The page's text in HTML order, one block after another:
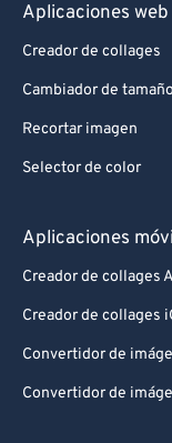
Aplicaciones web
Creador de collages
Cambiador de
Recortar imagen
Selector de color
Aplicaciones
Creador de collages
Creador de collages
Convertidor de
Convertidor de